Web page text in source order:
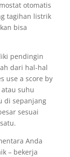
otomatis
tagihan listrik
bisa
pendingin
dari hal-hal
use a score by
suhu
di sepanjang
sesuai
Anda
– bekerja